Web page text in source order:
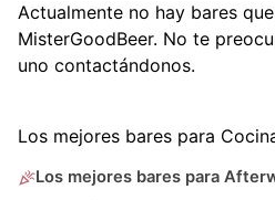
Actualmente no hay bares
MisterGoodBeer. No te
uno contactándonos.
Los mejores bares para
Los mejores bares para